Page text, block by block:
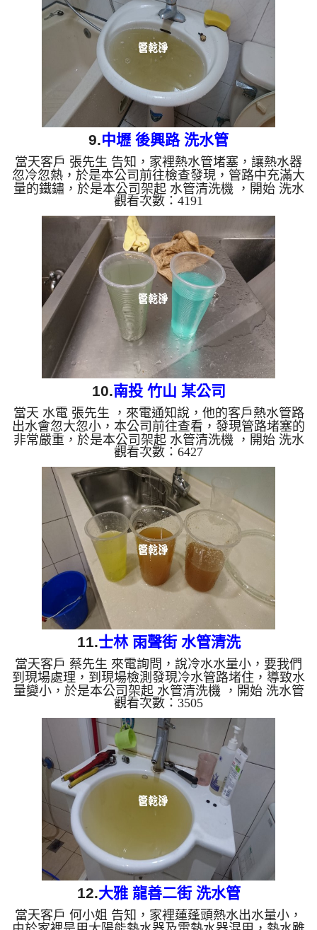
9.中壢 後興路 洗水管
當天客戶 張先生 告知，家裡熱水管堵塞，讓熱水器
忽冷忽熱，於是本公司前往檢查發現，管路中充滿大
量的鐵鏽，於是本公司架起 水管清洗機 ，開始 洗水
管 ， 管路不斷噴出髒水，如下圖， 水管清洗 約兩個
多小時，熱水管路出水就正常了。 清洗水管,水管清
洗, 洗水管, 熱水管堵塞, 熱水忽冷忽熱 ...
觀看次數：4191
10.南投 竹山 某公司
當天 水電 張先生 ，來電通知說，他的客戶熱水管路
出水會忽大忽小，本公司前往查看，發現管路堵塞的
非常嚴重，於是本公司架起 水管清洗機 ，開始 洗水
管 ， 管路冒出鮮豔的藍色水，管路一下就塞住管路
無法出水，如下圖，本公司改用特殊工法來處理，管
路改噴出墨綠色水， 水管清洗 約三個多小時，熱水
管路出水就正常了。 清洗水管,水管清洗, 洗水管, 熱
水管堵塞, 熱水忽冷忽熱 ...
觀看次數：6427
11.士林 雨聲街 水管清洗
當天客戶 蔡先生 來電詢問，說冷水水量小，要我們
到現場處理，到現場檢測發現冷水管路堵住，導致水
量變小，於是本公司架起 水管清洗機 ，開始 洗水管
， 管路一下就打通正常出水了，但管路一直噴出有
顏色的水，如下圖， 水管清洗 約兩個多小時，水管
管路出水就正常了。 清洗水管,水管清洗, 洗水管, 熱
水管堵塞, 熱水忽冷忽熱 ...
觀看次數：3505
12.大雅 龍善二街 洗水管
當天客戶 何小姐 告知，家裡蓮蓬頭熱水出水量小，